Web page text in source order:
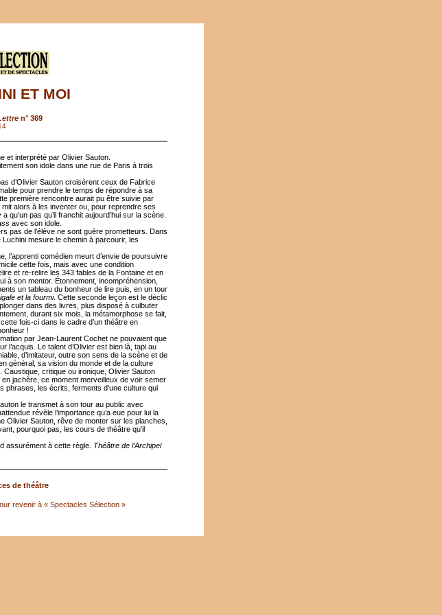
ET MOI
n° 369
et interprété par Olivier Sauton.
son idole dans une rue de Paris à trois
d’Olivier Sauton croisèrent ceux de Fabrice
pour prendre le temps de répondre à sa
première rencontre aurait pu être suivie par
mit alors à les inventer ou, pour reprendre ses
pas qu’il franchit aujourd’hui sur la scène.
avec son idole.
pas de l’élève ne sont guère prometteurs. Dans
mesure le chemin à parcourir, les
l’apprenti comédien meurt d’envie de poursuivre
cette fois, mais avec une condition
et re-relire les 343 fables de la Fontaine et en
à son mentor. Étonnement, incompréhension,
un tableau du bonheur de lire puis, en un tour
et la fourmi. Cette seconde leçon est le déclic
plonger dans des livres, plus disposé à culbuter
durant six mois, la métamorphose se fait,
fois-ci dans le cadre d’un théâtre en
!
par Jean-Laurent Cochet ne pouvaient que
l’acquis. Le talent d’Olivier est bien là, tapi au
d’imitateur, outre son sens de la scène et de
général, sa vision du monde et de la culture
Caustique, critique ou ironique, Olivier Sauton
jachère, ce moment merveilleux de voir semer
phrases, les écrits, ferments d’une culture qui
le transmet à son tour au public avec
révèle l’importance qu’a eue pour lui la
Olivier Sauton, rêve de monter sur les planches,
pourquoi pas, les cours de théâtre qu’il
assurément à cette règle. Théâtre de l’Archipel
de théâtre
revenir à « Spectacles Sélection »